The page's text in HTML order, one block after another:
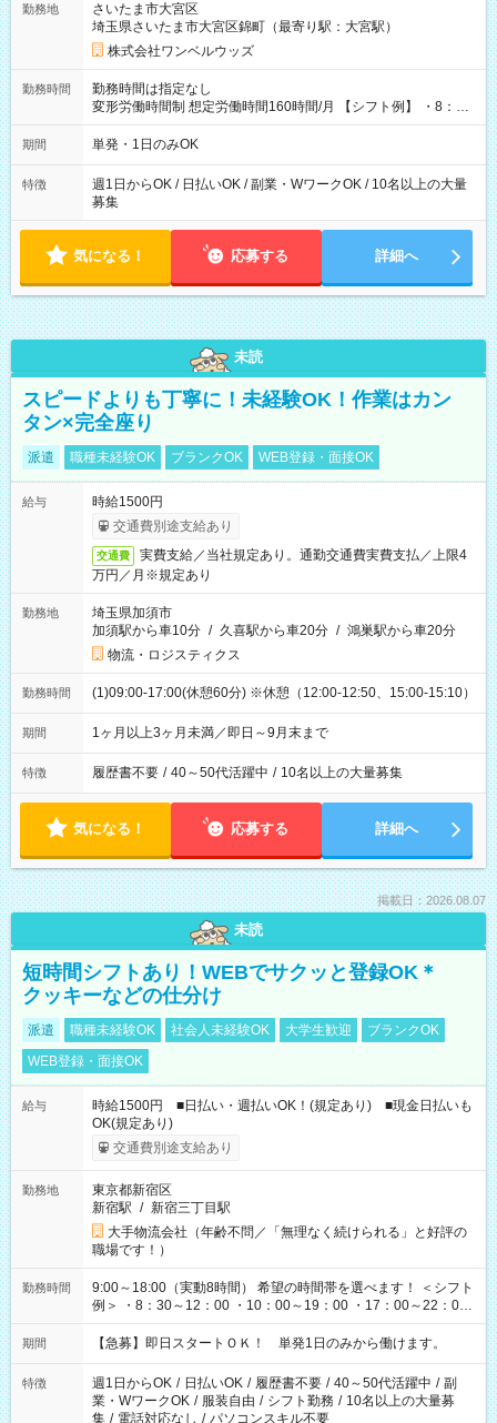
勤務地
さいたま市大宮区
埼玉県さいたま市大宮区錦町（最寄り駅：大宮駅）
株式会社ワンベルウッズ
勤務時間
勤務時間は指定なし
変形労働時間制 想定労働時間160時間/月 【シフト例】 ・8：00
～21：00
期間 単発・1日のみOK
特徴
週1日からOK / 日払いOK / 副業・WワークOK / 10名以上の大量
募集
気になる！ 応募する 詳細へ
未読
スピードよりも丁寧に！未経験OK！作業はカン
タン×完全座り
派遣 職種未経験OK ブランクOK WEB登録・面接OK
給与
時給1500円
交通費別途支給あり
交通費
実費支給／当社規定あり。通勤交通費実費支払／上限4
万円／月※規定あり
勤務地
埼玉県加須市
加須駅から車10分 / 久喜駅から車20分 / 鴻巣駅から車20分
物流・ロジスティクス
勤務時間 (1)09:00-17:00(休憩60分) ※休憩（12:00-12:50、15:00-15:10）
期間 1ヶ月以上3ヶ月未満／即日～9月末まで
特徴 履歴書不要 / 40～50代活躍中 / 10名以上の大量募集
気になる！ 応募する 詳細へ
掲載日：2026.08.07
未読
短時間シフトあり！WEBでサクッと登録OK＊
クッキーなどの仕分け
派遣 職種未経験OK 社会人未経験OK 大学生歓迎
ブランクOK
WEB登録・面接OK
給与
時給1500円 ■日払い・週払いOK！(規定あり) ■現金日払いも
OK(規定あり)
交通費別途支給あり
勤務地
東京都新宿区
新宿駅 / 新宿三丁目駅
大手物流会社（年齢不問／「無理なく続けられる」と好評の
職場です！）
勤務時間
9:00～18:00（実動8時間） 希望の時間帯を選べます！ ＜シフト
例＞ ・8：30～12：00 ・10：00～19：00 ・17：00～22：00
・13：00～22：00 ・22：00～翌6：00 など
期間 【急募】即日スタートＯＫ！ 単発1日のみから働けます。
特徴 週1日からOK / 日払いOK / 履歴書不要 / 40～50代活躍中 / 副
業・WワークOK / 服装自由 / シフト勤務 / 10名以上の大量募
集 / 電話対応なし / パソコンスキル不要